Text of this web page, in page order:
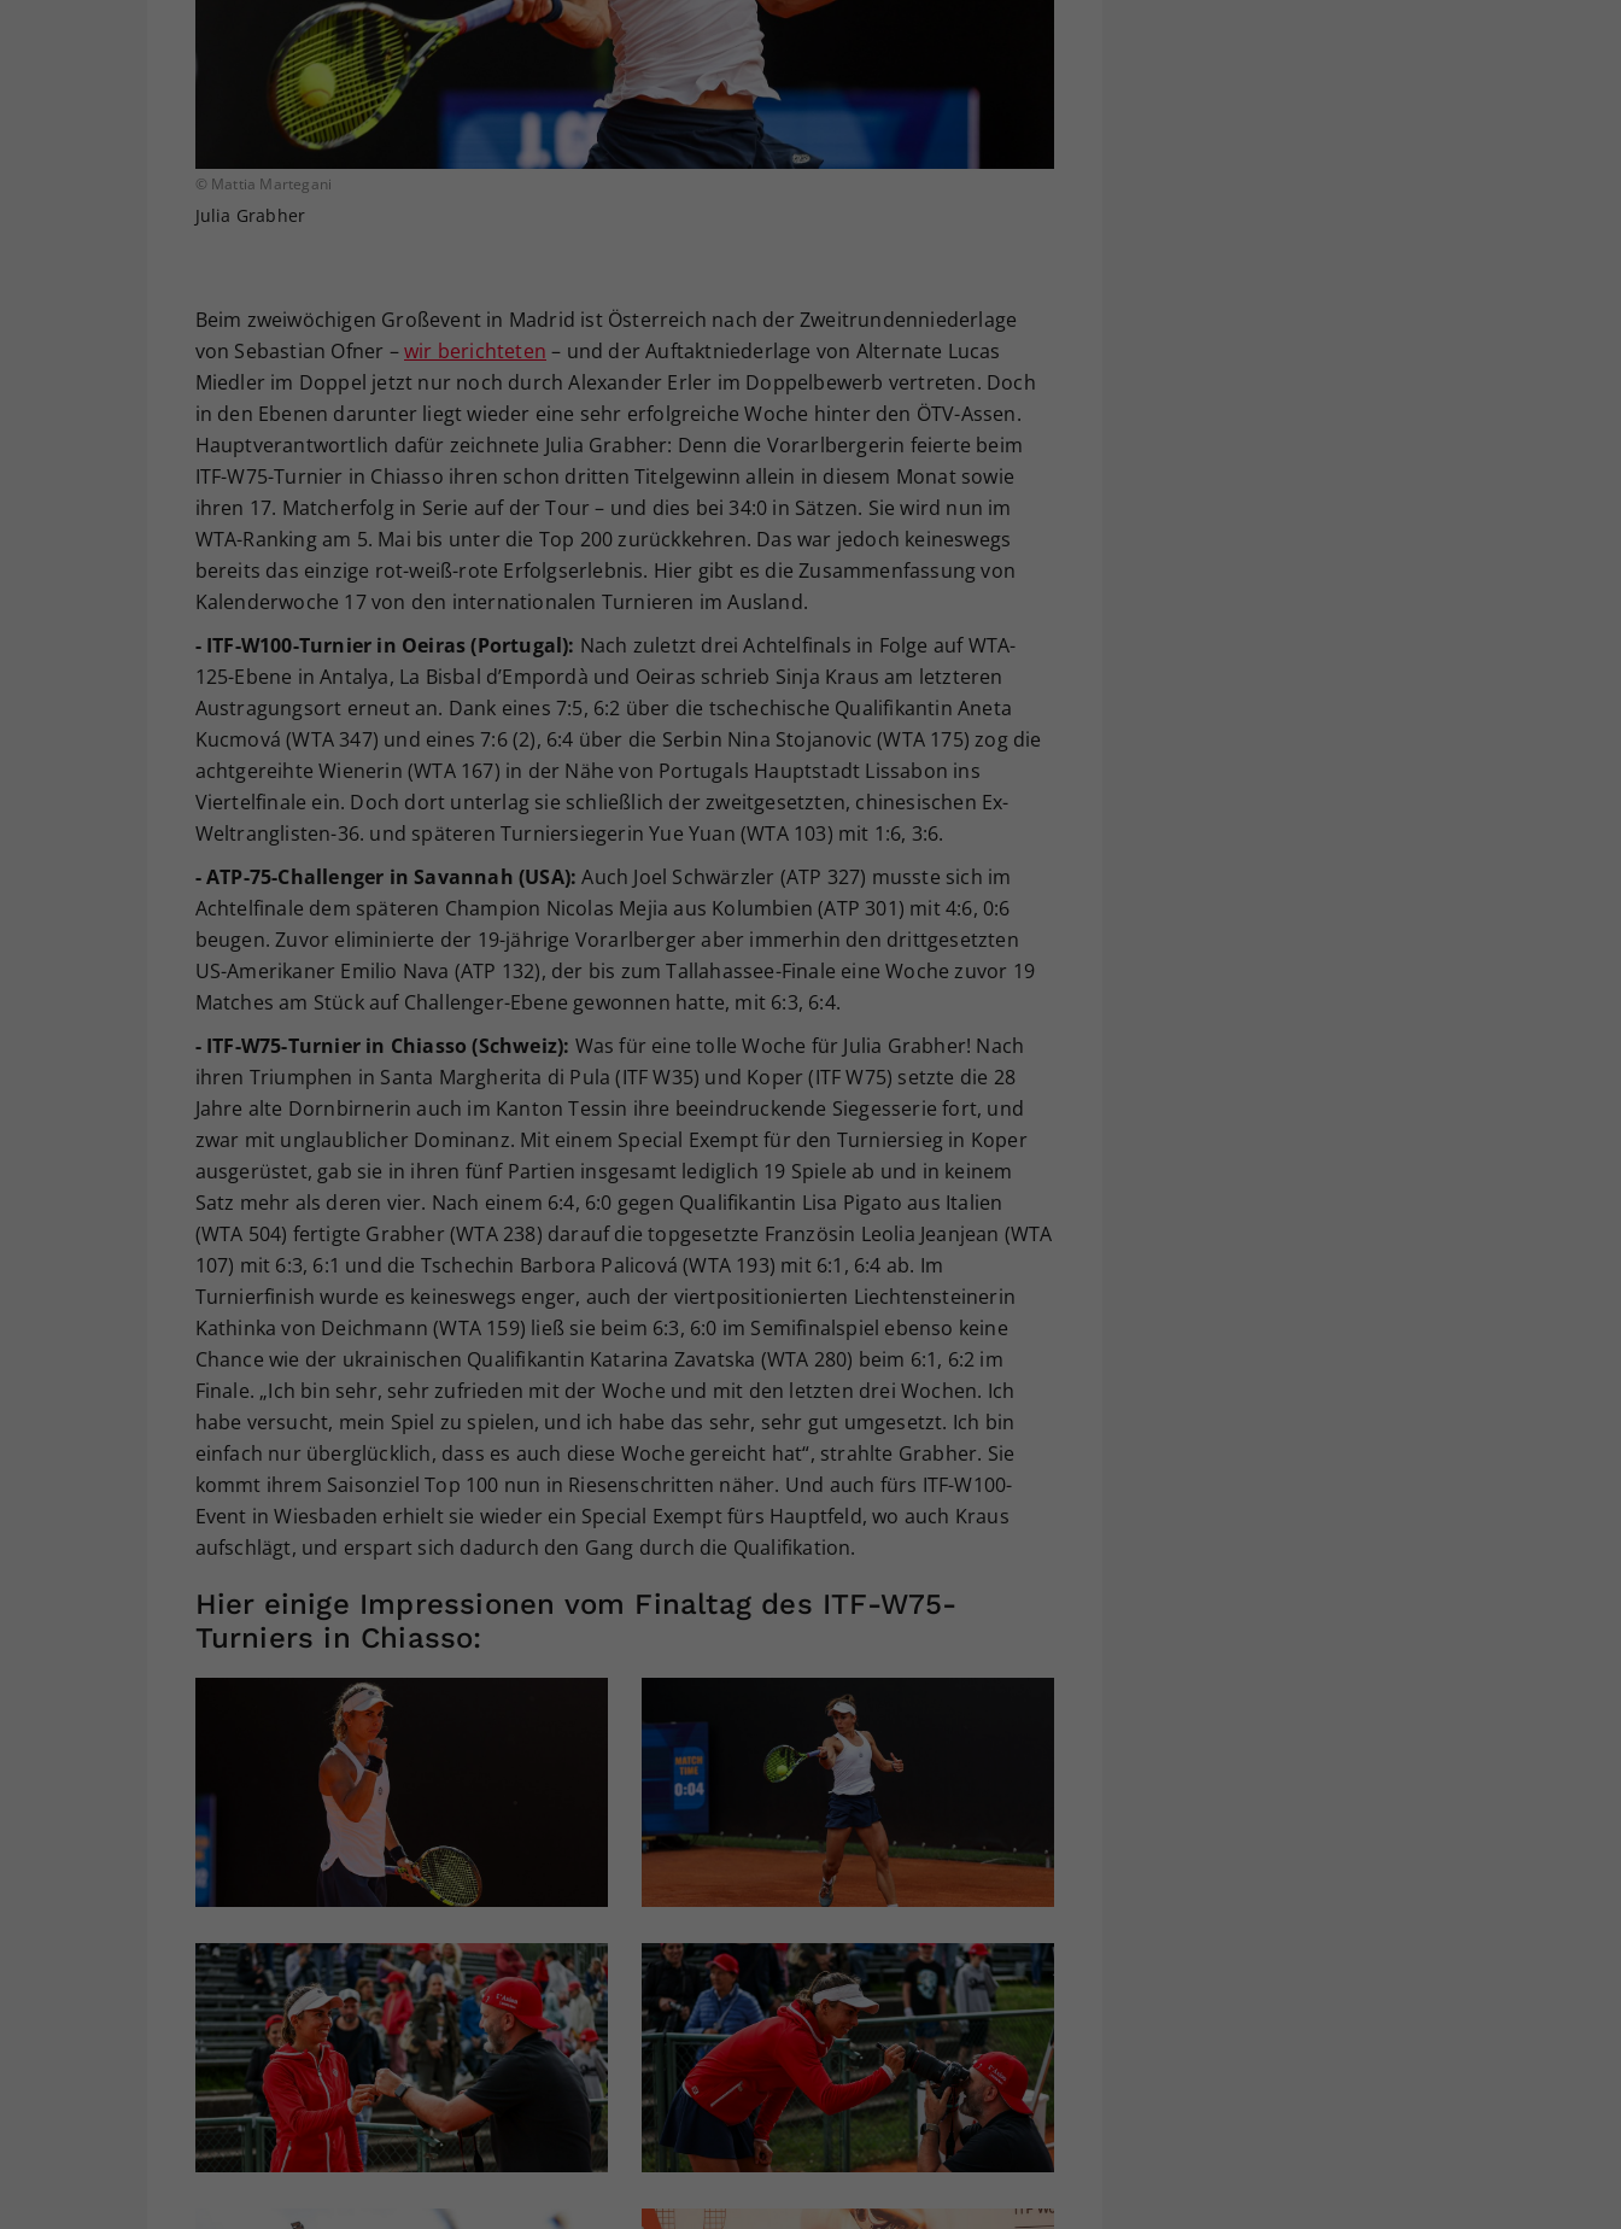
© Mattia Martegani
Julia Grabher
Beim zweiwöchigen Großevent in Madrid ist Österreich nach der Zweitrundenniederlage
von Sebastian Ofner –wir berichteten – und der Auftaktniederlage von Alternate Lucas
Miedler im Doppel jetzt nur noch durch Alexander Erler im Doppelbewerb vertreten. Doch
in den Ebenen darunter liegt wieder eine sehr erfolgreiche Woche hinter den ÖTV-Assen.
Hauptverantwortlich dafür zeichnete Julia Grabher: Denn die Vorarlbergerin feierte beim
ITF-W75-Turnier in Chiasso ihren schon dritten Titelgewinn allein in diesem Monat sowie
ihren 17. Matcherfolg in Serie auf der Tour – und dies bei 34:0 in Sätzen. Sie wird nun im
WTA-Ranking am 5. Mai bis unter die Top 200 zurückkehren. Das war jedoch keineswegs
bereits das einzige rot-weiß-rote Erfolgserlebnis. Hier gibt es die Zusammenfassung von
Kalenderwoche 17 von den internationalen Turnieren im Ausland.
- ITF-W100-Turnier in Oeiras (Portugal): Nach zuletzt drei Achtelfinals in Folge auf WTA-
125-Ebene in Antalya, La Bisbal d’Empordà und Oeiras schrieb Sinja Kraus am letzteren
Austragungsort erneut an. Dank eines 7:5, 6:2 über die tschechische Qualifikantin Aneta
Kucmová (WTA 347) und eines 7:6 (2), 6:4 über die Serbin Nina Stojanovic (WTA 175) zog die
achtgereihte Wienerin (WTA 167) in der Nähe von Portugals Hauptstadt Lissabon ins
Viertelfinale ein. Doch dort unterlag sie schließlich der zweitgesetzten, chinesischen Ex-
Weltranglisten-36. und späteren Turniersiegerin Yue Yuan (WTA 103) mit 1:6, 3:6.
- ATP-75-Challenger in Savannah (USA): Auch Joel Schwärzler (ATP 327) musste sich im
Achtelfinale dem späteren Champion Nicolas Mejia aus Kolumbien (ATP 301) mit 4:6, 0:6
beugen. Zuvor eliminierte der 19-jährige Vorarlberger aber immerhin den drittgesetzten
US-Amerikaner Emilio Nava (ATP 132), der bis zum Tallahassee-Finale eine Woche zuvor 19
Matches am Stück auf Challenger-Ebene gewonnen hatte, mit 6:3, 6:4.
- ITF-W75-Turnier in Chiasso (Schweiz): Was für eine tolle Woche für Julia Grabher! Nach
ihren Triumphen in Santa Margherita di Pula (ITF W35) und Koper (ITF W75) setzte die 28
Jahre alte Dornbirnerin auch im Kanton Tessin ihre beeindruckende Siegesserie fort, und
zwar mit unglaublicher Dominanz. Mit einem Special Exempt für den Turniersieg in Koper
ausgerüstet, gab sie in ihren fünf Partien insgesamt lediglich 19 Spiele ab und in keinem
Satz mehr als deren vier. Nach einem 6:4, 6:0 gegen Qualifikantin Lisa Pigato aus Italien
(WTA 504) fertigte Grabher (WTA 238) darauf die topgesetzte Französin Leolia Jeanjean (WTA
107) mit 6:3, 6:1 und die Tschechin Barbora Palicová (WTA 193) mit 6:1, 6:4 ab. Im
Turnierfinish wurde es keineswegs enger, auch der viertpositionierten Liechtensteinerin
Kathinka von Deichmann (WTA 159) ließ sie beim 6:3, 6:0 im Semifinalspiel ebenso keine
Chance wie der ukrainischen Qualifikantin Katarina Zavatska (WTA 280) beim 6:1, 6:2 im
Finale. „Ich bin sehr, sehr zufrieden mit der Woche und mit den letzten drei Wochen. Ich
habe versucht, mein Spiel zu spielen, und ich habe das sehr, sehr gut umgesetzt. Ich bin
einfach nur überglücklich, dass es auch diese Woche gereicht hat“, strahlte Grabher. Sie
kommt ihrem Saisonziel Top 100 nun in Riesenschritten näher. Und auch fürs ITF-W100-
Event in Wiesbaden erhielt sie wieder ein Special Exempt fürs Hauptfeld, wo auch Kraus
aufschlägt, und erspart sich dadurch den Gang durch die Qualifikation.
Hier einige Impressionen vom Finaltag des ITF-W75-
Turniers in Chiasso:
Ihrer vorgenommen Einstellungen, falls der
Webseiten-Betreiber dies eingestellt hat.